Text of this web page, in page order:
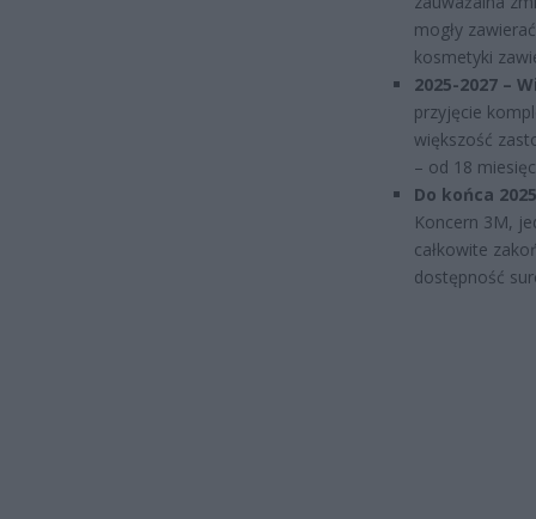
mogły
kosmetyki
2025-2027 –
przyjęcie
większość
– od 18
Do końca
Koncern 3M,
całkowite
dostępność